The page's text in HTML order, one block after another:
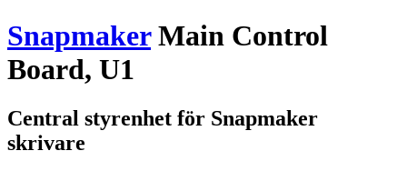
SnapmakerMain Control
Board, U1
Central styrenhet för Snapmaker
skrivare